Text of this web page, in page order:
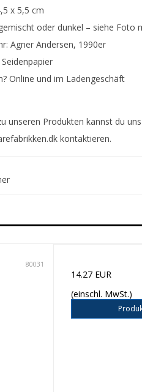
x 5,5 cm
oder dunkel – siehe Foto
Agner Andersen, 1990er
Online und im Ladengeschäft
unseren Produkten kannst du
kontaktieren.
80031
14.27 EUR
(einschl. MwSt.)